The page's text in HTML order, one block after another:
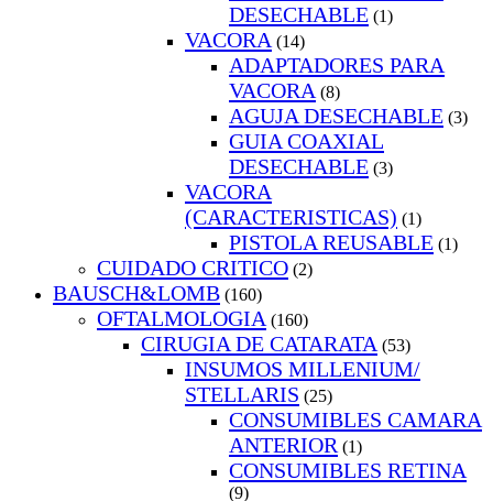
DESECHABLE (1)
VACORA (14)
ADAPTADORES PARA
VACORA (8)
AGUJA DESECHABLE (3)
GUIA COAXIAL
DESECHABLE (3)
VACORA
(CARACTERISTICAS) (1)
PISTOLA REUSABLE (1)
CUIDADO CRITICO (2)
BAUSCH&LOMB (160)
OFTALMOLOGIA (160)
CIRUGIA DE CATARATA (53)
INSUMOS MILLENIUM/
STELLARIS (25)
CONSUMIBLES CAMARA
ANTERIOR (1)
CONSUMIBLES RETINA
(9)